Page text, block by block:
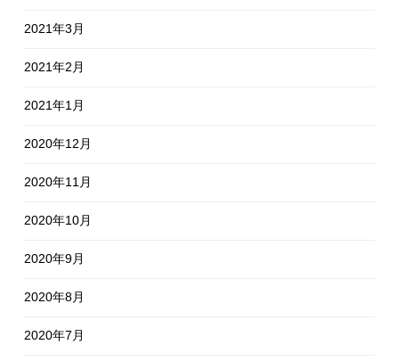
2021年3月
2021年2月
2021年1月
2020年12月
2020年11月
2020年10月
2020年9月
2020年8月
2020年7月